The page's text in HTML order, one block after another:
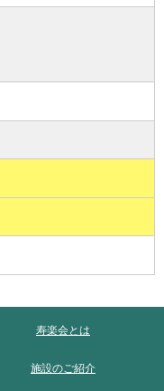
寿楽会とは
施設のご紹介